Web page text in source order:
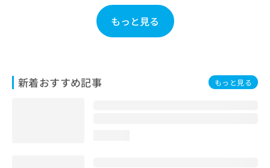
もっと見る
新着おすすめ記事 もっと見る